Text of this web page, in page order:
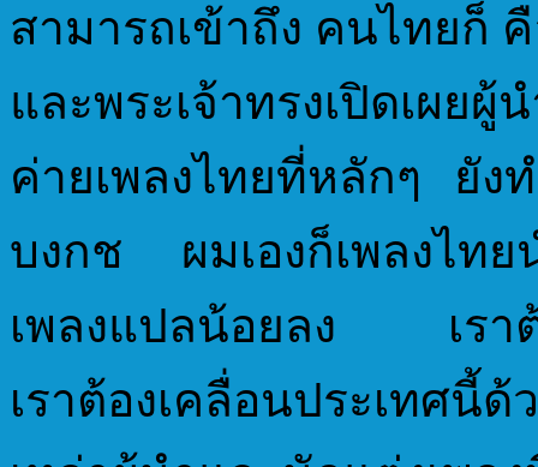
สามารถเข้าถึง คนไทยก็
และพระเจ้าทรงเปิดเผ
ค่ายเพลงไทยที่หลักๆ ยั
บงกช ผมเองก็เพลงไท
เพลงแปลน้อยลง เราต้
เราต้องเคลื่อนประเทศ